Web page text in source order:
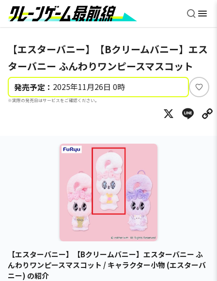
【エスターバニー】【Bクリームバニー】エス
ターバニー ふんわりワンピースマスコット
発売予定： 2025年11月26日 0時
※実際の発売日はサービスをご確認ください。
い
ね
X
【エスターバニー】【Bクリームバニー】エスターバニー ふ
んわりワンピースマスコット / キャラクター小物 (エスターバ
ニー) の紹介